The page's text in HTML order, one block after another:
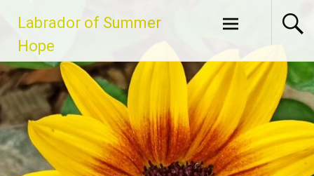
Inhalt
springen
Labrador of Summer
Hope